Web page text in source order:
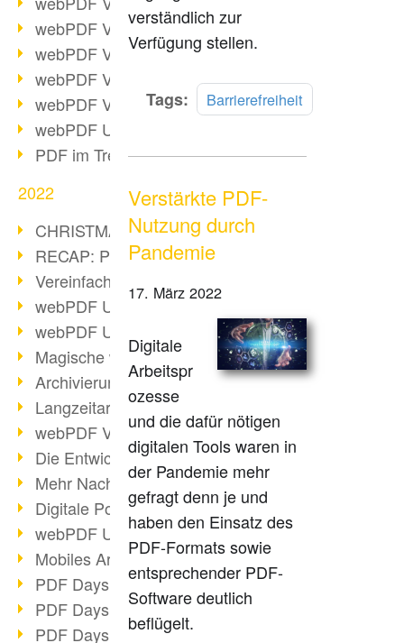
webPDF Video-Session 3
webPDF Video-Session 2
webPDF Video-Session 1
webPDF Video-Session Termine
webPDF Update 9.0.0.2843
PDF im Trend
2022
CHRISTMAS 2022 loading
RECAP: PDF Days Europe 2022
Vereinfachung Personalprozesse
webPDF Update 8.0.0.2727
webPDF Update 9.0.0.2732
Magische webPDF Version 9
Archivierung: Aufbewahrungsfristen
Langzeitarchivierung mit PDF/A
webPDF Video - Behind the Scenes
Die Entwicklung von PDF/X
Mehr Nachhaltigkeit durch PDF
Digitale Post als PDF/A
webPDF Update 8.0.0.2531
Mobiles Arbeiten mit PDF
PDF Days 2022 Themenblock 3
PDF Days 2022 Themenblock 2
PDF Days 2022 Themenblock 1
verständlich zur
Verfügung stellen.
Tags: Barrierefreiheit
Verstärkte PDF-
Nutzung durch
Pandemie
17. März 2022
Digitale
Arbeitspr
ozesse
und die dafür nötigen
digitalen Tools waren in
der Pandemie mehr
gefragt denn je und
haben den Einsatz des
PDF-Formats sowie
entsprechender PDF-
Software deutlich
beflügelt.